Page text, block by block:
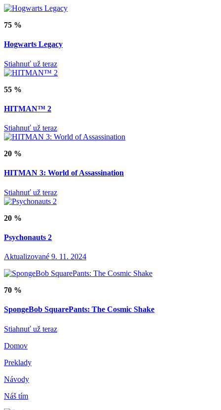
75 %
Hogwarts Legacy
Stiahnuť už teraz
55 %
HITMAN™ 2
Stiahnuť už teraz
20 %
HITMAN 3: World of Assassination
Stiahnuť už teraz
20 %
Psychonauts 2
Aktualizované 9. 11. 2024
70 %
SpongeBob SquarePants: The Cosmic Shake
Stiahnuť už teraz
Domov
Preklady
Návody
Náš tím